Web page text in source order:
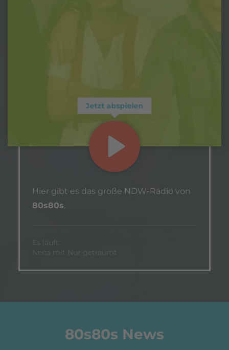
Jetzt abspielen
Hier gibt es das große NDW-Radio von
80s80s.
Es läuft:
Nena mit Nur geträumt
80s80s News